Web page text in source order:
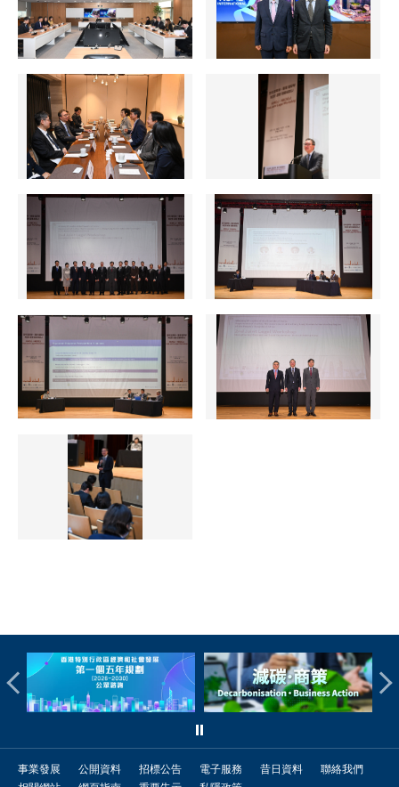
事業發展 公開資料 招標公告 電子服務 昔日資料
聯絡我們